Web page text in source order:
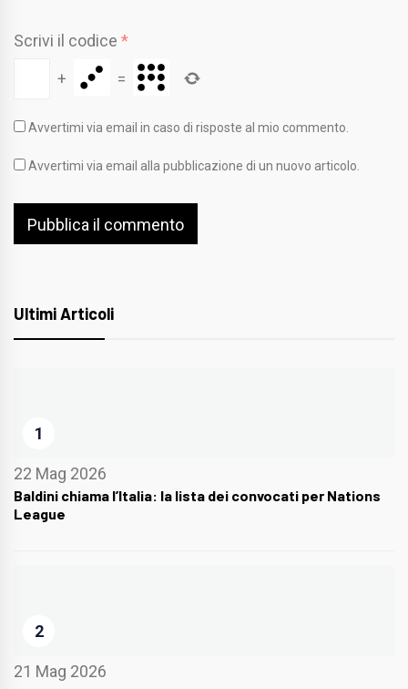
Scrivi il codice *
+
=
Avvertimi via email in caso di risposte al mio commento.
Avvertimi via email alla pubblicazione di un nuovo articolo.
Ultimi Articoli
1
22 Mag 2026
Baldini chiama l’Italia: la lista dei convocati per Nations
League
2
21 Mag 2026